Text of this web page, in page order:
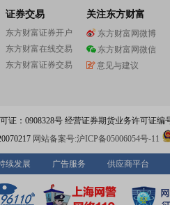
证券交易
东方财富证券开户
东方财富在线交易
东方财富证券交易
关注东方财富
东方财富网微博
东方财富网微信
意见与建议
证：0908328号 经营证券期货业务许可证编
网站备案号:沪ICP备05006054号-11
续发展 广告服务 供应商平台